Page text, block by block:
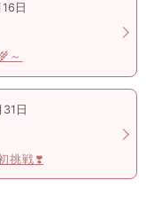
日
～
日
挑戦❣️